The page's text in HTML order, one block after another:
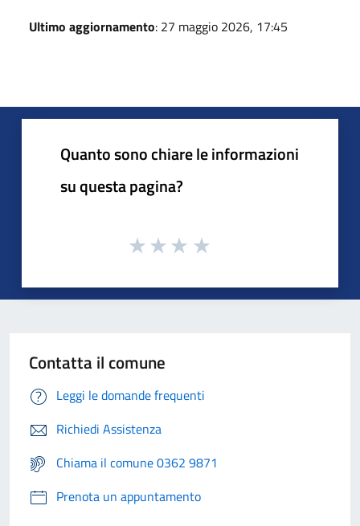
Ultimo aggiornamento: 27 maggio 2026, 17:45
Quanto sono chiare le informazioni
su questa pagina?
Contatta il comune
Leggi le domande frequenti
Richiedi Assistenza
Chiama il comune 0362 9871
Prenota un appuntamento